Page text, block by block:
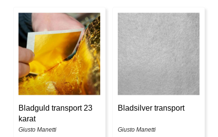
Bladguld transport 23
karat
Giusto Manetti
Bladsilver transport
Giusto Manetti